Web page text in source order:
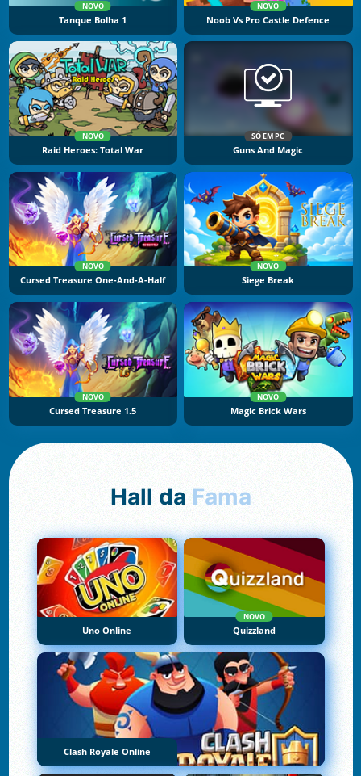
NOVO
Tanque Bolha 1
NOVO
Noob Vs Pro Castle Defence
NOVO
Raid Heroes: Total War
SÓ EM PC
Guns And Magic
NOVO
Cursed Treasure One-And-A-Half
NOVO
Siege Break
NOVO
Cursed Treasure 1.5
NOVO
Magic Brick Wars
Hall da Fama
Uno Online
NOVO
Quizzland
Clash Royale Online